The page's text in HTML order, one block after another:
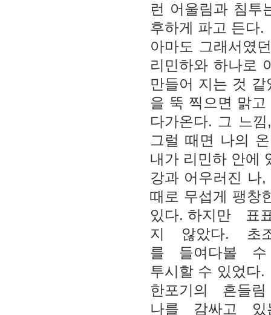
런 어울림과 침투
후하게 파고 든다.
아마도 그래서였
리민하와 하나로
만들어 지는 것
을 뚝 찍으면 맑
다가온다. 그 느
그럴 때면 나의
내가 리민하 안에
강과 어우러진
때로 무섭게 팽창
있다. 하지만 표
지 않았다. 초
를 들여다볼 수
투시할 수 있었
한포기의 흔들
나를 감싸고 있